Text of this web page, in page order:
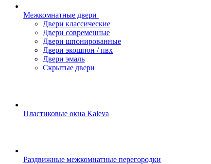
Межкомнатные двери
Двери классические
Двери современные
Двери шпонированные
Двери экошпон / пвх
Двери эмаль
Скрытые двери
Пластиковые окна Kaleva
Раздвижные межкомнатные перегородки